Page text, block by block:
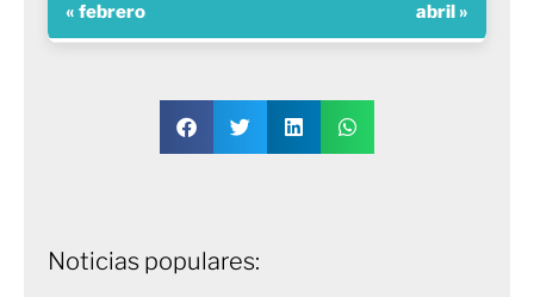
« febrero abril »
Noticias populares: